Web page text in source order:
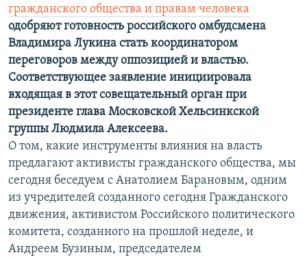
гражданского общества и правам человека
одобряют готовность российского омбудсмена
Владимира Лукина стать координатором
переговоров между оппозицией и властью.
Соответствующее заявление инициировала
входящая в этот совещательный орган при
президенте глава Московской Хельсинкской
группы Людмила Алексеева.
О том, какие инструменты влияния на власть
предлагают активисты гражданского общества, мы
сегодня беседуем с Анатолием Барановым, одним
из учредителей созданного сегодня Гражданского
движения, активистом Российского политического
комитета, созданного на прошлой неделе, и
Андреем Бузиным, председателем